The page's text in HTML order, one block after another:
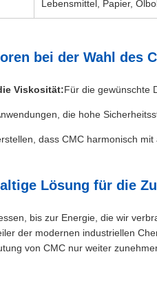
Lebensmittel, Papier,
bei der Wahl des
Viskosität:Für die gewünschte
die hohe
dass CMC harmonisch
Lösung für die
bis zur Energie, die wir
der modernen industriellen
von CMC nur weiter